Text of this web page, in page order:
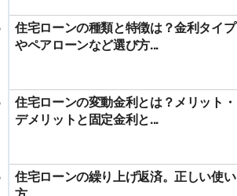
住宅ローンの種類と特徴は？金利タイプ
やペアローンなど選び方...
住宅ローンの変動金利とは？メリット・
デメリットと固定金利と...
住宅ローンの繰り上げ返済。正しい使い